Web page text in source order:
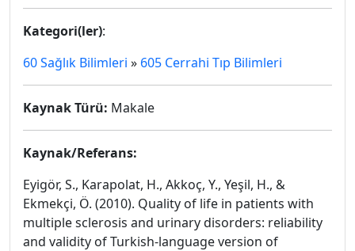
Kategori(ler):
60 Sağlık Bilimleri » 605 Cerrahi Tıp Bilimleri
Kaynak Türü: Makale
Kaynak/Referans:
Eyigör, S., Karapolat, H., Akkoç, Y., Yeşil, H., &
Ekmekçi, Ö. (2010). Quality of life in patients with
multiple sclerosis and urinary disorders: reliability
and validity of Turkish-language version of